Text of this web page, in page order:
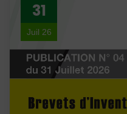
31
Juil 26